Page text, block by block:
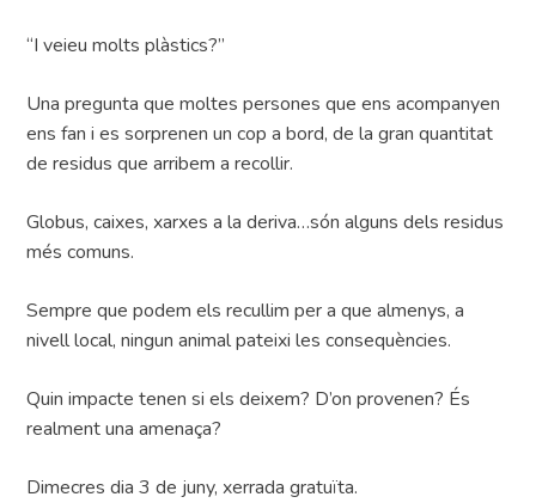
“I veieu molts plàstics?”
Una pregunta que moltes persones que ens acompanyen
ens fan i es sorprenen un cop a bord, de la gran quantitat
de residus que arribem a recollir.
Globus, caixes, xarxes a la deriva…són alguns dels residus
més comuns.
Sempre que podem els recullim per a que almenys, a
nivell local, ningun animal pateixi les consequències.
Quin impacte tenen si els deixem? D’on provenen? És
realment una amenaça?
Dimecres dia 3 de juny, xerrada gratuïta.